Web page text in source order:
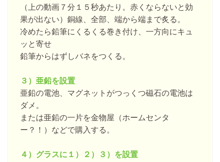
（上の動画７分１５秒あたり。赤くならないと効
果が出ない）銅線、全部、端から端まで炙る。
冷めたら鉛筆にくるくる巻き付け、一方向にキュ
ッと寄せ
鉛筆からはずしバネをつくる。
３）亜鉛を設置
亜鉛の電池、マグネットがつっくつ磁石の電池は
ダメ。
または亜鉛の一片を金物屋（ホームセンタ
ー？！）などで購入する。
４）グラスに１）２）３）を設置